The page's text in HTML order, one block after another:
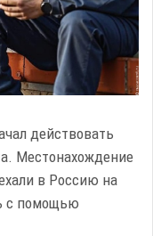
действовать
Местонахождение
в Россию на
с помощью